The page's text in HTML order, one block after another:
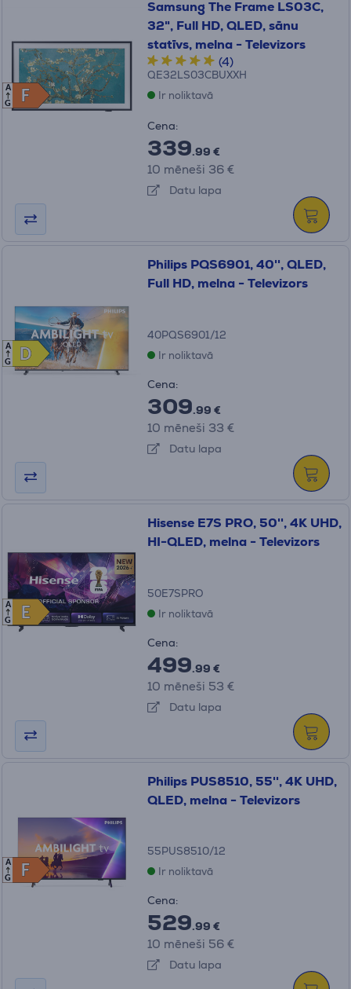
F
F
A
G
Samsung The Frame LS03C,
32", Full HD, QLED, sānu
statīvs, melna - Televizors
(4)
QE32LS03CBUXXH
Ir noliktavā
Cena:
339.99 €
10 mēneši 36 €
Datu lapa
D
D
A
G
Philips PQS6901, 40'', QLED,
Full HD, melna - Televizors
40PQS6901/12
Ir noliktavā
Cena:
309.99 €
10 mēneši 33 €
Datu lapa
E
E
A
G
Hisense E7S PRO, 50'', 4K UHD,
HI-QLED, melna - Televizors
50E7SPRO
Ir noliktavā
Cena:
499.99 €
10 mēneši 53 €
Datu lapa
F
F
A
G
Philips PUS8510, 55'', 4K UHD,
QLED, melna - Televizors
55PUS8510/12
Ir noliktavā
Cena:
529.99 €
10 mēneši 56 €
Datu lapa